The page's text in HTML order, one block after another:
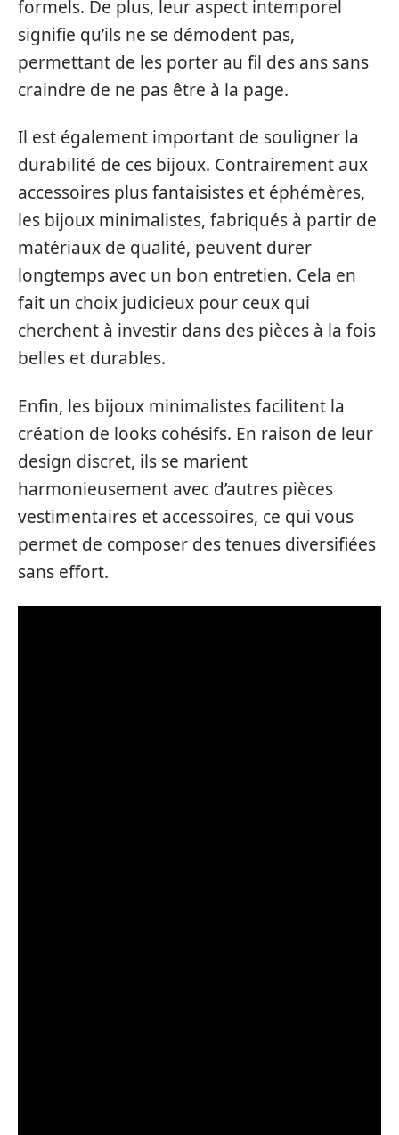
formels. De plus, leur aspect intemporel
signifie qu’ils ne se démodent pas,
permettant de les porter au fil des ans sans
craindre de ne pas être à la page.
Il est également important de souligner la
durabilité de ces bijoux. Contrairement aux
accessoires plus fantaisistes et éphémères,
les bijoux minimalistes, fabriqués à partir de
matériaux de qualité, peuvent durer
longtemps avec un bon entretien. Cela en
fait un choix judicieux pour ceux qui
cherchent à investir dans des pièces à la fois
belles et durables.
Enfin, les bijoux minimalistes facilitent la
création de looks cohésifs. En raison de leur
design discret, ils se marient
harmonieusement avec d’autres pièces
vestimentaires et accessoires, ce qui vous
permet de composer des tenues diversifiées
sans effort.